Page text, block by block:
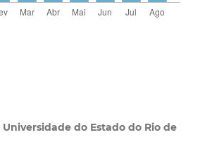
Universidade do Estado do Rio de